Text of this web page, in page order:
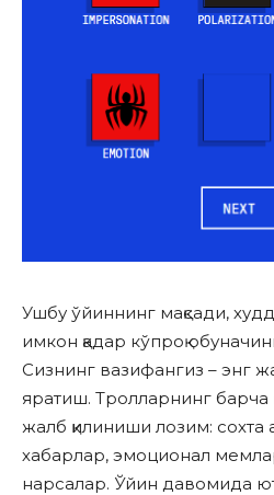
Ушбу ўйиннинг мақсади,
имкон қадар кўпроқ
Сизнинг вазифангиз – энг
яратиш. Тролларнинг барча
жалб қилиниши лозим: сохта
хабарлар, эмоционал
нарсалар. Ўйин давомида